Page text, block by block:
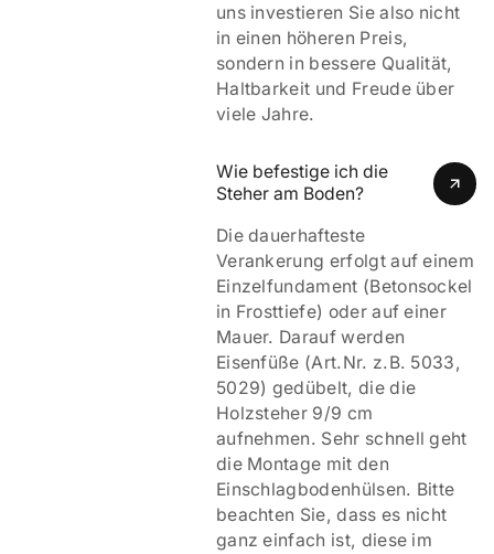
uns investieren Sie also nicht
in einen höheren Preis,
sondern in bessere Qualität,
Haltbarkeit und Freude über
viele Jahre.
Wie befestige ich die
Steher am Boden?
Die dauerhafteste
Verankerung erfolgt auf einem
Einzelfundament (Betonsockel
in Frosttiefe) oder auf einer
Mauer. Darauf werden
Eisenfüße (Art.Nr. z.B. 5033,
5029) gedübelt, die die
Holzsteher 9/9 cm
aufnehmen. Sehr schnell geht
die Montage mit den
Einschlagbodenhülsen. Bitte
beachten Sie, dass es nicht
ganz einfach ist, diese im